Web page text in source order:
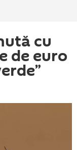
cu
de euro